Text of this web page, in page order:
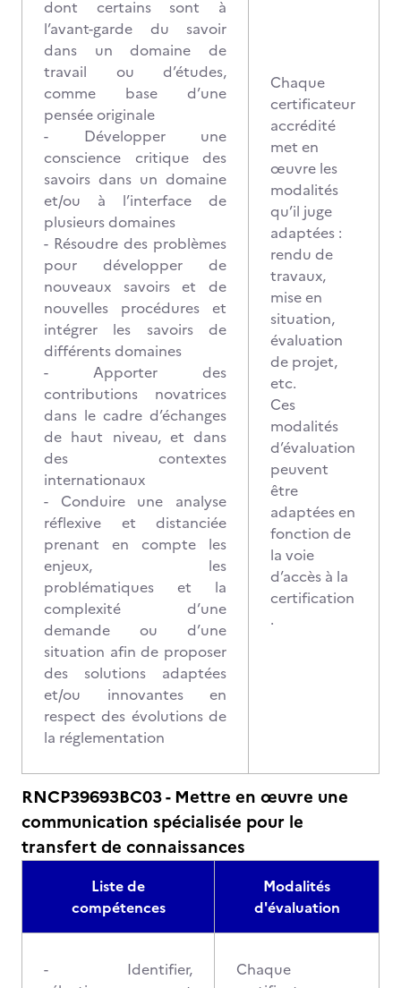
dont certains sont à
l’avant-garde du savoir
dans un domaine de
travail ou d’études,
comme base d’une
pensée originale
- Développer une
conscience critique des
savoirs dans un domaine
et/ou à l’interface de
plusieurs domaines
- Résoudre des problèmes
pour développer de
nouveaux savoirs et de
nouvelles procédures et
intégrer les savoirs de
différents domaines
- Apporter des
contributions novatrices
dans le cadre d’échanges
de haut niveau, et dans
des contextes
internationaux
- Conduire une analyse
réflexive et distanciée
prenant en compte les
enjeux, les
problématiques et la
complexité d’une
demande ou d’une
situation afin de proposer
des solutions adaptées
et/ou innovantes en
respect des évolutions de
la réglementation
Chaque
certificateur
accrédité
met en
œuvre les
modalités
qu’il juge
adaptées :
rendu de
travaux,
mise en
situation,
évaluation
de projet,
etc.
Ces
modalités
d’évaluation
peuvent
être
adaptées en
fonction de
la voie
d’accès à la
certification
.
RNCP39693BC03 - Mettre en œuvre une
communication spécialisée pour le
transfert de connaissances
Liste de
compétences
Modalités
d'évaluation
- Identifier,
Chaque